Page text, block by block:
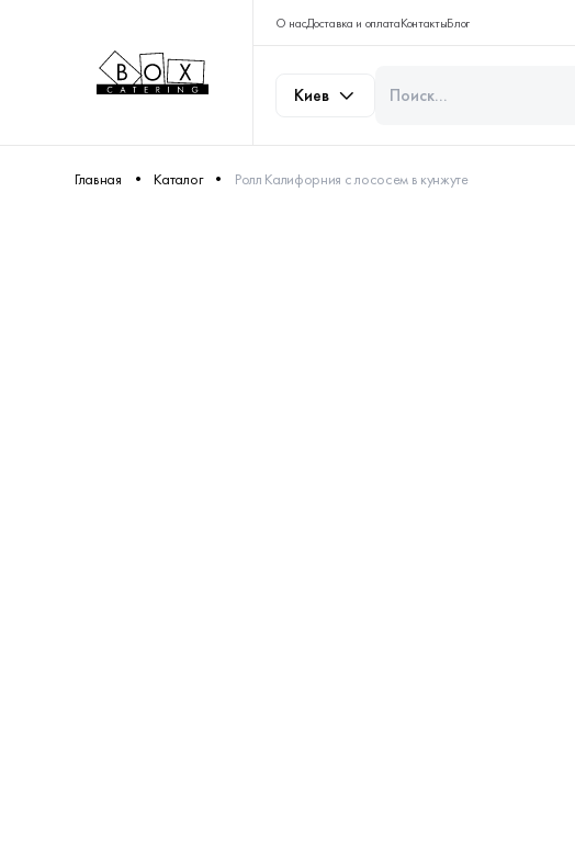
О насДоставка и оплатаКонтактыБлог
Киев
Главная Каталог Ролл Калифорния с лососем в кунжуте